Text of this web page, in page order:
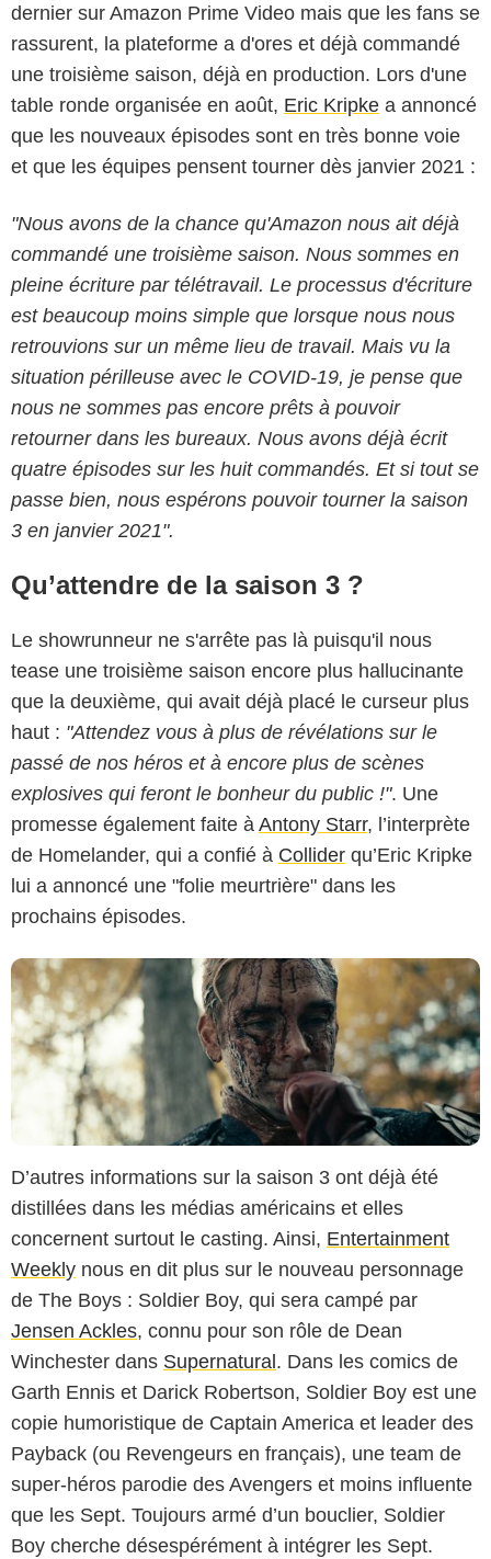
dernier sur Amazon Prime Video mais que les fans se
rassurent, la plateforme a d'ores et déjà commandé
une troisième saison, déjà en production. Lors d'une
table ronde organisée en août, Eric Kripke a annoncé
que les nouveaux épisodes sont en très bonne voie
et que les équipes pensent tourner dès janvier 2021 :
"Nous avons de la chance qu'Amazon nous ait déjà
commandé une troisième saison. Nous sommes en
pleine écriture par télétravail. Le processus d'écriture
est beaucoup moins simple que lorsque nous nous
retrouvions sur un même lieu de travail. Mais vu la
situation périlleuse avec le COVID-19, je pense que
nous ne sommes pas encore prêts à pouvoir
retourner dans les bureaux. Nous avons déjà écrit
quatre épisodes sur les huit commandés. Et si tout se
passe bien, nous espérons pouvoir tourner la saison
3 en janvier 2021".
Qu’attendre de la saison 3 ?
Le showrunneur ne s'arrête pas là puisqu'il nous
tease une troisième saison encore plus hallucinante
que la deuxième, qui avait déjà placé le curseur plus
haut : "Attendez vous à plus de révélations sur le
passé de nos héros et à encore plus de scènes
explosives qui feront le bonheur du public !". Une
promesse également faite à Antony Starr, l’interprète
de Homelander, qui a confié à Collider qu’Eric Kripke
lui a annoncé une "folie meurtrière" dans les
prochains épisodes.
D’autres informations sur la saison 3 ont déjà été
distillées dans les médias américains et elles
concernent surtout le casting. Ainsi, Entertainment
Weekly nous en dit plus sur le nouveau personnage
de The Boys : Soldier Boy, qui sera campé par
Jensen Ackles, connu pour son rôle de Dean
Winchester dans Supernatural. Dans les comics de
Garth Ennis et Darick Robertson, Soldier Boy est une
copie humoristique de Captain America et leader des
Payback (ou Revengeurs en français), une team de
super-héros parodie des Avengers et moins influente
que les Sept. Toujours armé d’un bouclier, Soldier
Boy cherche désespérément à intégrer les Sept.